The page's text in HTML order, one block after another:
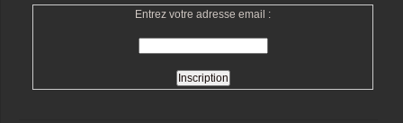
Entrez votre adresse email :